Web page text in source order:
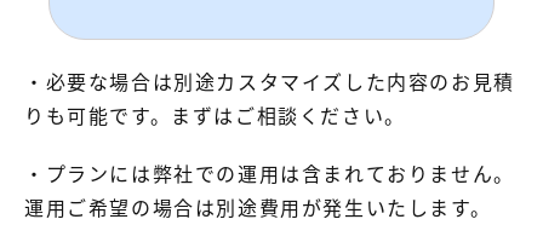
・必要な場合は別途カスタマイズした内容のお見積
りも可能です。まずはご相談ください。
・プランには弊社での運用は含まれておりません。
運用ご希望の場合は別途費用が発生いたします。